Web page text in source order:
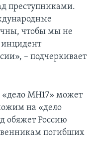
преступниками.
чтобы мы не
инцидент
– подчеркивает
«дело МН17» может
на «дело
обяжет Россию
погибших